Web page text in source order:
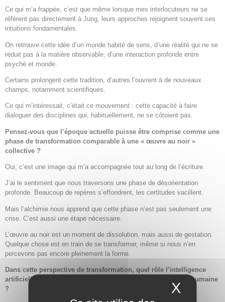
Ce qui m’a frappée, c’est que même lorsque mes interlocuteurs ne se
réfèrent pas directement à Jung, leurs approches rejoignent souvent ses
intuitions fondamentales.
On retrouve cette idée d’un monde habité de sens, d’une réalité qui ne se
réduit pas à la matière observable, d’une interaction profonde entre
psyché et monde.
Certains prolongent cette tradition, d’autres l’ouvrent à de nouveaux
champs, notamment scientifiques.
Ce qui m’intéressait, c’était ce mouvement : cette capacité à faire
dialoguer des disciplines qui, habituellement, ne se côtoient pas.
Pensez-vous que l’époque actuelle puisse être comprise comme une
phase de transformation comparable à une « œuvre au noir »
collective ?
Oui, c’est une image qui m’a accompagnée tout au long de l’écriture.
J’ai le sentiment que nous traversons une phase de désorientation
profonde. Beaucoup de repères s’effondrent, les certitudes vacillent.
Mais l’alchimie nous apprend que cette phase n’est pas seulement une
crise. C’est aussi une étape nécessaire.
L’œuvre au noir est un moment de dissolution, mais aussi de gestation.
Quelque chose est en train de se transformer, même si nous n’en
percevons pas encore pleinement la forme.
Dans cette perspective de transformation, quel rôle l’intelligence
artificielle peut-elle jouer dans l’évolution de la conscience humaine
?
X